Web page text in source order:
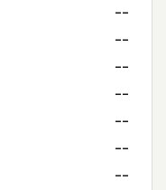
--
--
--
--
--
--
--